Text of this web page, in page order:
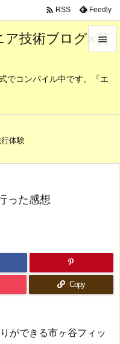
ア技術ブログ×英
でコンパイル中です。『エ

メニュ
 RSS Feedly
体験
った感想
Copy
ができる市ヶ谷フィッ